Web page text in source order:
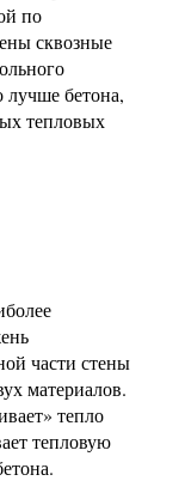
по
сквозные
лучше бетона,
тепловых
части стены
материалов.
тепло
тепловую